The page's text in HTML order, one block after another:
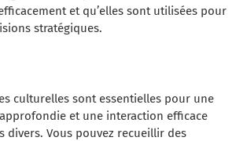
et qu’elles sont utilisées pour
stratégiques.
culturelles sont essentielles pour une
et une interaction efficace
divers. Vous pouvez recueillir des